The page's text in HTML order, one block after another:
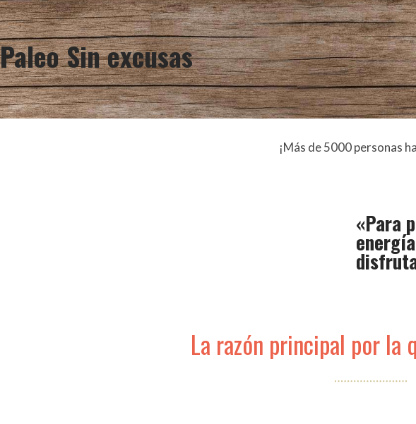
PaleoSin excusas
¡Más de 5000 personas
«Para
La razón principal por la